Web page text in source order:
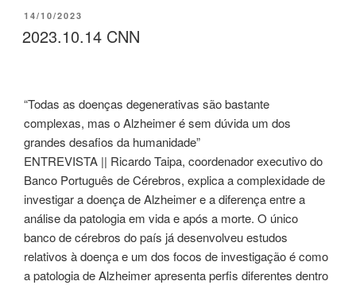
PUBLICADO
EM
14/10/2023
2023.10.14 CNN
“Todas as doenças degenerativas são bastante
complexas, mas o Alzheimer é sem dúvida um dos
grandes desafios da humanidade”
ENTREVISTA || Ricardo Taipa, coordenador executivo do
Banco Português de Cérebros, explica a complexidade de
investigar a doença de Alzheimer e a diferença entre a
análise da patologia em vida e após a morte. O único
banco de cérebros do país já desenvolveu estudos
relativos à doença e um dos focos de investigação é como
a patologia de Alzheimer apresenta perfis diferentes dentro